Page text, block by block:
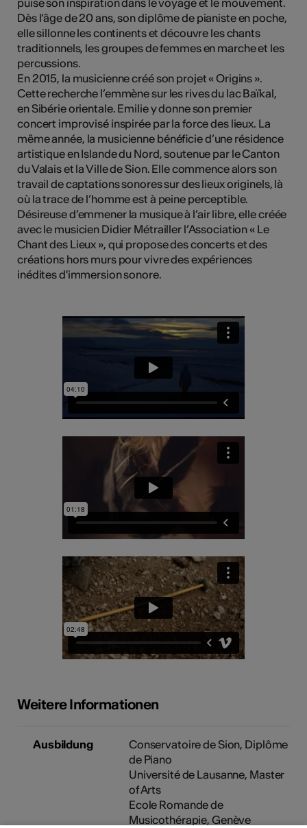
puise son inspiration dans le voyage et le mouvement.
Dès l’âge de 20 ans, son diplôme de pianiste en poche,
elle sillonne les continents et découvre les chants
traditionnels, les groupes de femmes en marche et les
percussions.
En 2015, la musicienne créé son projet « Origins ».
Cette recherche l’emmène sur les rives du lac Baïkal,
en Sibérie orientale. Emilie y donne son premier
concert improvisé inspirée par la force des lieux. La
même année, la musicienne bénéficie d’une résidence
artistique en Islande du Nord, soutenue par le Canton
du Valais et la Ville de Sion. Elle commence alors son
travail de captations sonores sur des lieux originels, là
où la trace de l’homme est à peine perceptible.
Désireuse d’emmener la musique à l’air libre, elle créée
avec le musicien Didier Métrailler l’Association « Le
Chant des Lieux », qui propose des concerts et des
créations hors murs pour vivre des expériences
inédites d'immersion sonore.
Weitere Informationen
Ausbildung
Conservatoire de Sion, Diplôme
de Piano
Université de Lausanne, Master
of Arts
Ecole Romande de
Musicothérapie, Genève